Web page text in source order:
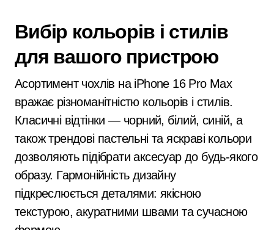
Вибір кольорів і стилів
для вашого пристрою
Асортимент чохлів на iPhone 16 Pro Max
вражає різноманітністю кольорів і стилів.
Класичні відтінки — чорний, білий, синій, а
також трендові пастельні та яскраві кольори
дозволяють підібрати аксесуар до будь-якого
образу. Гармонійність дизайну
підкреслюється деталями: якісною
текстурою, акуратними швами та сучасною